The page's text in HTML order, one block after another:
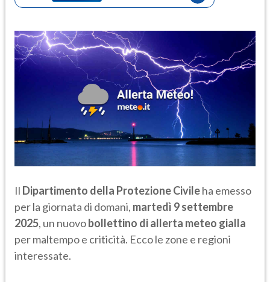
Il Dipartimento della Protezione Civileha emesso
per la giornata di domani, martedì 9 settembre
2025, un nuovobollettino di allerta meteo gialla
per maltempo e criticità. Ecco le zone e regioni
interessate.